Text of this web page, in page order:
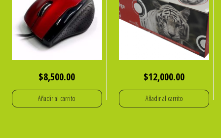
$8,500.00
Añadir al carrito
$12,000.00
Añadir al carrito